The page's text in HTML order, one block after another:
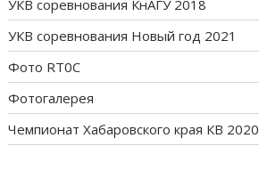
УКВ соревнования КнАГУ 2018
УКВ соревнования Новый год 2021
Фото RT0C
Фотогалерея
Чемпионат Хабаровского края КВ 2020